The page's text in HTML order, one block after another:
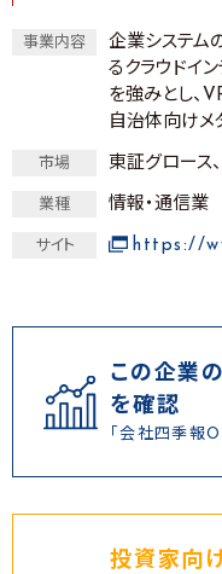
事業内容
企業システム
るクラウドイ
を強みとし、
自治体向けメ
市場 東証グロース
業種 情報・通信業
サイト https://
この企業
を確認
「会社四季報
投資家向